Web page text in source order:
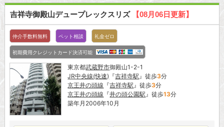
吉祥寺御殿山デュープレックスリズ 【08月06日更新】
仲介手数料無料 ペット相談 礼金ゼロ
初期費用クレジットカード決済可能
東京都武蔵野市御殿山1-2-1
JR中央線(快速) 『吉祥寺駅』徒歩3分
京王井の頭線 『吉祥寺駅』徒歩3分
京王井の頭線 『井の頭公園駅』徒歩13分
築年月2006年10月